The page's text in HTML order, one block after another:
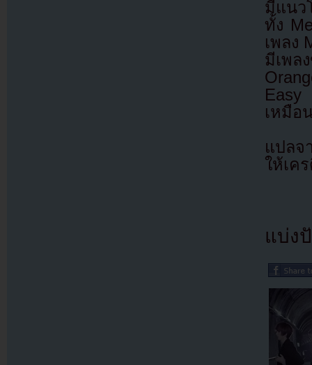
มีแนว
ทั้ง
เพลง
มีเพล
เหมือ
แปลจ
ให้เค
แบ่ง